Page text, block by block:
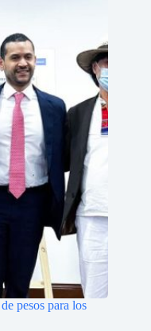
pesos para los